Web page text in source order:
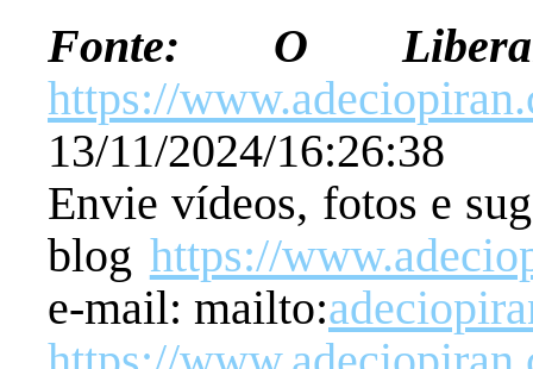
Fonte: O
https://
13/11/2024/16:26:38
Envie vídeos, fotos e
blog https://
e-mail: mailto: